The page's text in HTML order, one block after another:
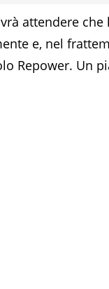
attendere
e, nel
Repower. Un